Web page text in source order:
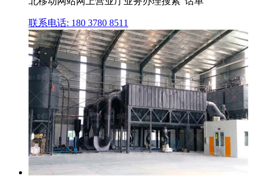
联系电话: 180 3780 8511